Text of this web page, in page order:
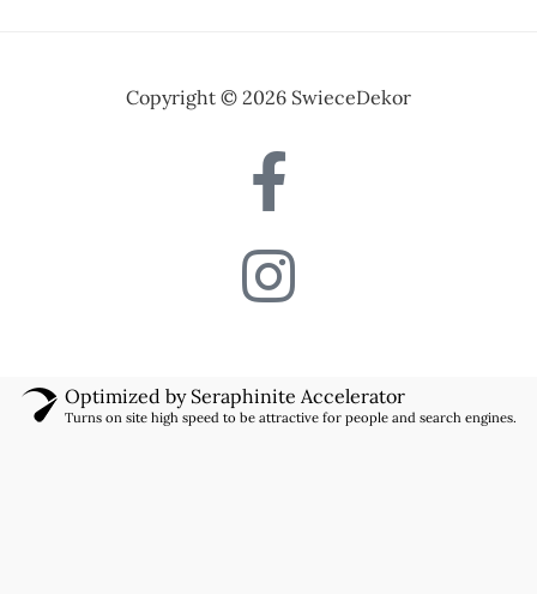
Copyright © 2026 SwieceDekor
Optimized by Seraphinite Accelerator
Turns on site high speed to be attractive for people and search engines.